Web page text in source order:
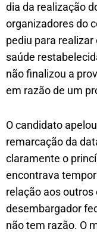
dia da realização
organizadores do
pediu para
saúde
não finalizou a
em razão de um
O candidato
remarcação da
claramente o
encontrava
relação aos outros
desembargador
não tem razão. O